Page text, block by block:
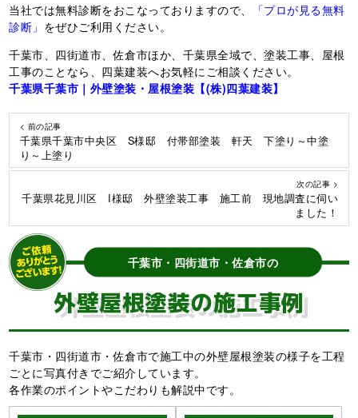
当社では無料診断をおこなっておりますので、
「プロが見る無料
診断」 をぜひご利用ください。
千葉市、四街道市、佐倉市ほか、千葉県全域で、塗装工事、屋根
工事のことなら、四葉建装へお気軽にご相談ください。
千葉県千葉市｜外壁塗装・屋根塗装【(株)四葉建装】
< 前の記事
千葉県千葉市中央区 S様邸 付帯部塗装 軒天 下塗り～中塗
り～上塗り
次の記事 >
千葉県花見川区 I様邸 外壁塗装工事 施工前 現地調査に伺い
ました！
千葉市・四街道市・佐倉市の
外壁屋根塗装の施工事例
千葉市・四街道市・佐倉市で施工中の外壁屋根塗装の様子を工程
ごとに写真付きでご紹介しています。
各作業のポイントやこだわりも解説中です。